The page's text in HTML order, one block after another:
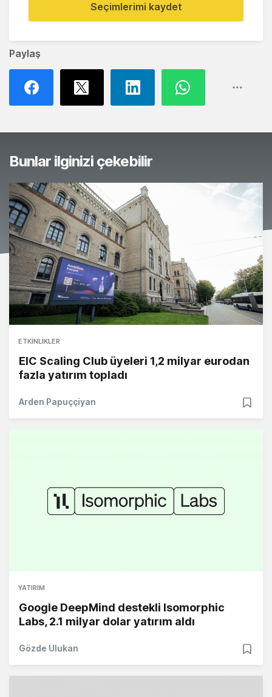
Paylaş
Seçimlerimi kaydet
Bunlar ilginizi çekebilir
ETKINLIKLER
EIC Scaling Club üyeleri 1,2 milyar eurodan
fazla yatırım topladı
Arden Papuççiyan
YATIRIM
Google DeepMind destekli Isomorphic
Labs, 2.1 milyar dolar yatırım aldı
Gözde Ulukan